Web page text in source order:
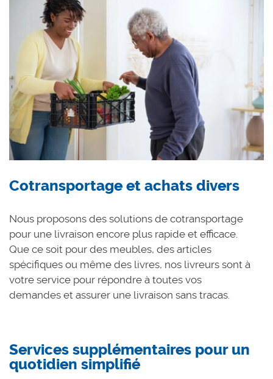
Cotransportage et achats divers
Nous proposons des solutions de cotransportage
pour une livraison encore plus rapide et efficace.
Que ce soit pour des meubles, des articles
spécifiques ou même des livres, nos livreurs sont à
votre service pour répondre à toutes vos
demandes et assurer une livraison sans tracas.
Services supplémentaires pour un
quotidien simplifié